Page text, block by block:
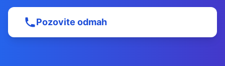
Pozovite odmah